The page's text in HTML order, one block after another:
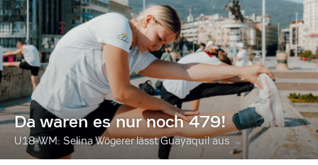
Da waren es nur noch 479!
U18-WM: Selina Wögerer lässt Guayaquil aus